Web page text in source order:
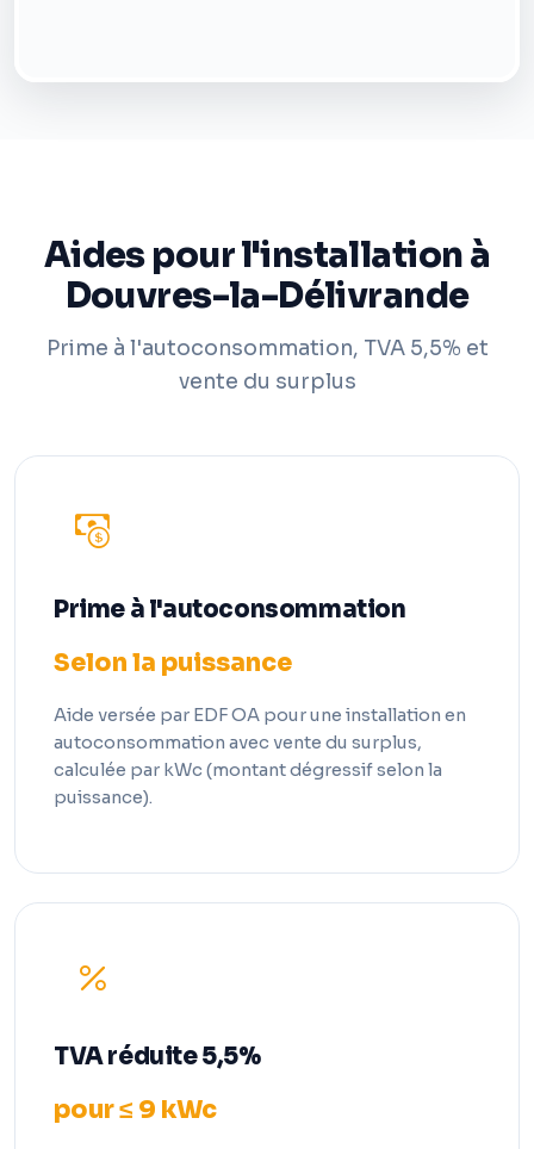
Aides pour l'installation à
Douvres-la-Délivrande
Prime à l'autoconsommation, TVA 5,5% et
vente du surplus
Prime à l'autoconsommation
Selon la puissance
Aide versée par EDF OA pour une installation en
autoconsommation avec vente du surplus,
calculée par kWc (montant dégressif selon la
puissance).
TVA réduite 5,5%
pour ≤ 9 kWc